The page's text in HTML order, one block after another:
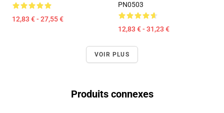
12,83 € - 27,55 €
PN0503
12,83 € - 31,23 €
VOIR PLUS
Produits connexes